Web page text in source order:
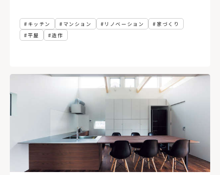
オープンハウス
注文住宅 砂箱
木材店
おもちゃ美術館
家づくりのアイデア 8帖
長期優良住宅
手すり バリアフリー
縦型ブラインド
資産価値 冷房
防災
サステナブル
横型ブラインド、インテリア
設計
施工
ウィンドウトリートメント
アトリエ
ワイナリー
インテリアグリーン
ヌック マルシェ 地域
地方
玄関ポーチ ショールーム 網走
壁紙
蓄エネ
創エネ 北見市 吹き抜け 旅
住宅雑誌
キッチン マンション リノベーション
家づくり
平屋
造作